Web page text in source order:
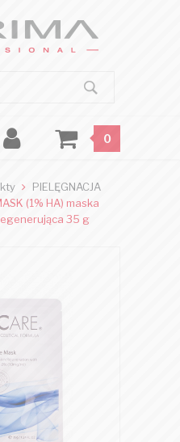
0
PIELĘGNACJA
(1% HA) maska
35 g